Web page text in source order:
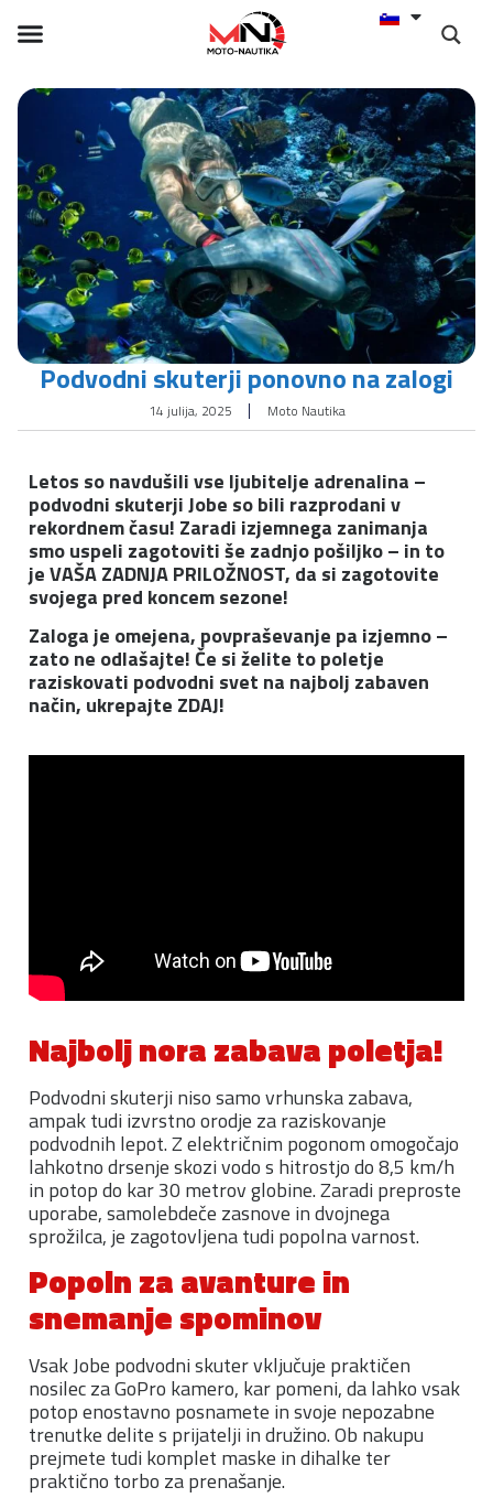
Podvodni skuterji ponovno na zalogi
14 julija, 2025 Moto Nautika
Letos so navdušili vse ljubitelje adrenalina –
podvodni skuterji Jobe so bili razprodani v
rekordnem času! Zaradi izjemnega zanimanja
smo uspeli zagotoviti še zadnjo pošiljko – in to
je VAŠA ZADNJA PRILOŽNOST, da si zagotovite
svojega pred koncem sezone!
Zaloga je omejena, povpraševanje pa izjemno –
zato ne odlašajte! Če si želite to poletje
raziskovati podvodni svet na najbolj zabaven
način, ukrepajte ZDAJ!
Najbolj nora zabava poletja!
Podvodni skuterji niso samo vrhunska zabava,
ampak tudi izvrstno orodje za raziskovanje
podvodnih lepot. Z električnim pogonom omogočajo
lahkotno drsenje skozi vodo s hitrostjo do 8,5 km/h
in potop do kar 30 metrov globine. Zaradi preproste
uporabe, samolebdeče zasnove in dvojnega
sprožilca, je zagotovljena tudi popolna varnost.
Popoln za avanture in
snemanje spominov
Vsak Jobe podvodni skuter vključuje praktičen
nosilec za GoPro kamero, kar pomeni, da lahko vsak
potop enostavno posnamete in svoje nepozabne
trenutke delite s prijatelji in družino. Ob nakupu
prejmete tudi komplet maske in dihalke ter
praktično torbo za prenašanje.